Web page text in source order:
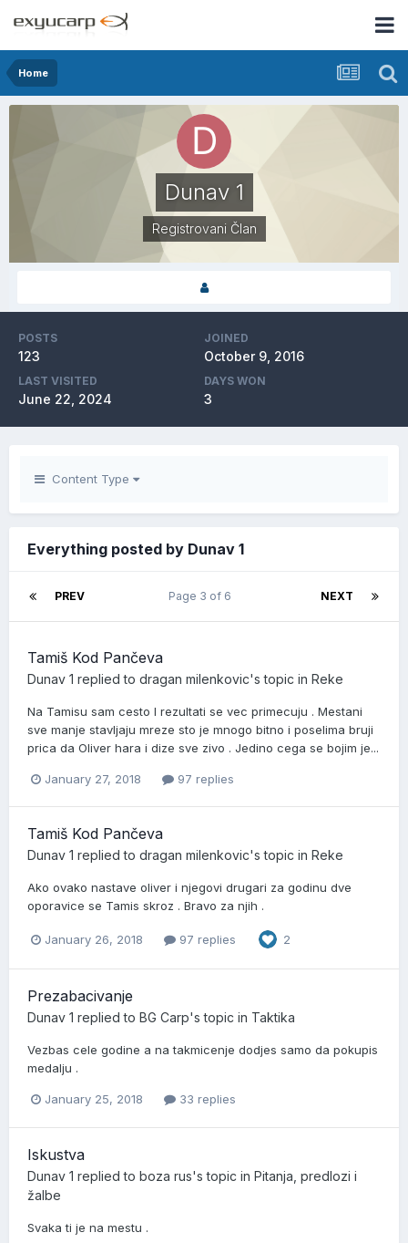
Home
Dunav 1
Registrovani Član
POSTS
123
JOINED
October 9, 2016
LAST VISITED
June 22, 2024
DAYS WON
3
Content Type
Everything posted by Dunav 1
PREV NEXT
Page 3 of 6
Tamiš Kod Pančeva
Dunav 1 replied to dragan milenkovic's topic in Reke
Na Tamisu sam cesto I rezultati se vec primecuju . Mestani
sve manje stavljaju mreze sto je mnogo bitno i poselima bruji
prica da Oliver hara i dize sve zivo . Jedino cega se bojim je...
January 27, 2018 97 replies
Tamiš Kod Pančeva
Dunav 1 replied to dragan milenkovic's topic in Reke
Ako ovako nastave oliver i njegovi drugari za godinu dve
oporavice se Tamis skroz . Bravo za njih .
January 26, 2018 97 replies 2
Prezabacivanje
Dunav 1 replied to BG Carp's topic in Taktika
Vezbas cele godine a na takmicenje dodjes samo da pokupis
medalju .
January 25, 2018 33 replies
Iskustva
Dunav 1 replied to boza rus's topic in Pitanja, predlozi i
žalbe
Svaka ti je na mestu .